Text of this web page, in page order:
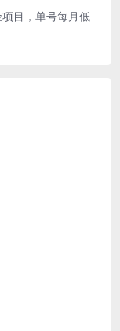
目，单号每月低